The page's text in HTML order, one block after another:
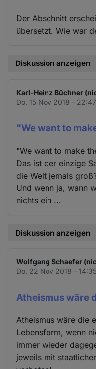
Der Abschnitt
übersetzt. Wie war
Diskussion anzeigen
Karl-Heinz Büchner
Do. 15 Nov 2018 - 22:47
"We want to
"We want to make
Das ist der einzige
die Welt jemals
Und wenn ja, wann
nichts ein ...
Diskussion anzeigen
Wolfgang Schaefer
Do. 22 Nov 2018 - 14:35
Atheismus wäre
Atheismus wäre die
Lebensform, wenn
immer wieder
jeweils mit